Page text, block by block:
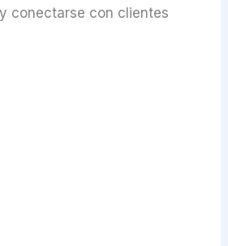
conectarse con clientes